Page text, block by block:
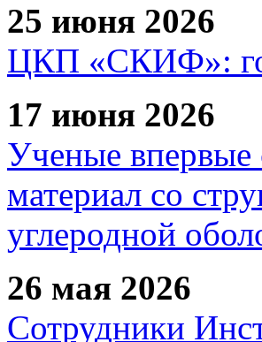
25 июня 2026
ЦКП «СКИФ»:
17 июня 2026
Ученые впервые
материал со
углеродной
26 мая 2026
Сотрудники